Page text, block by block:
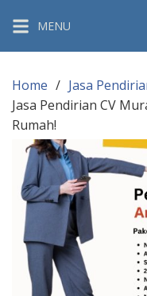
content
MENU
Home
Jasa
Jasa Pendirian CV
Rumah!